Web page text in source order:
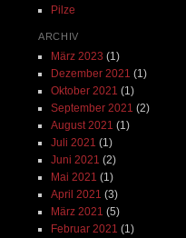
Pilze
ARCHIV
März 2023 (1)
Dezember 2021 (1)
Oktober 2021 (1)
September 2021 (2)
August 2021 (1)
Juli 2021 (1)
Juni 2021 (2)
Mai 2021 (1)
April 2021 (3)
März 2021 (5)
Februar 2021 (1)